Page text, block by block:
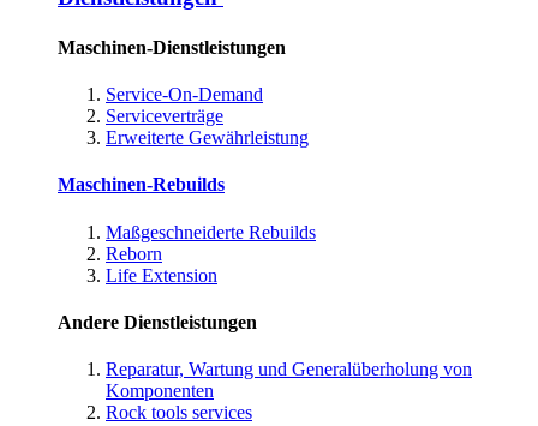
Maschinen-Dienstleistungen
Service-On-Demand
Serviceverträge
Erweiterte Gewährleistung
Maschinen-Rebuilds
Maßgeschneiderte Rebuilds
Reborn
Life Extension
Andere Dienstleistungen
Reparatur, Wartung und Generalüberholung von
Komponenten
Rock tools services